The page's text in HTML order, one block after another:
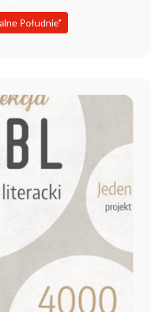
Polskiego
Polskiego dla Szkół
Południe"